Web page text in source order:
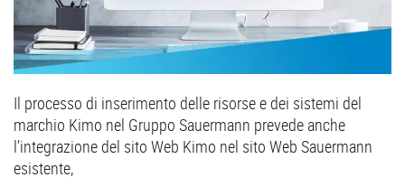
Il processo di inserimento delle risorse e dei sistemi del
marchio Kimo nel Gruppo Sauermann prevede anche
l’integrazione del sito Web Kimo nel sito Web Sauermann
esistente,